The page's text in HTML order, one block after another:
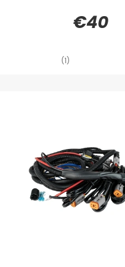
€40
(1)